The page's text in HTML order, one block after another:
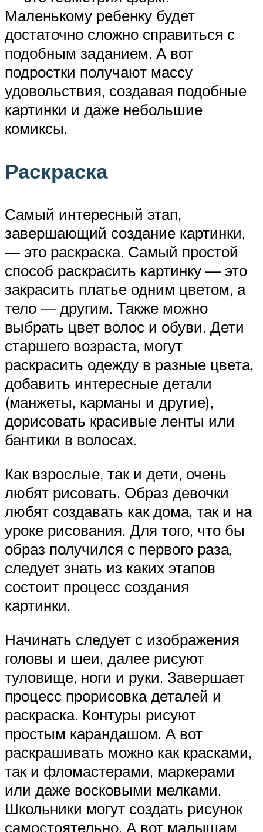
Маленькому ребенку будет
достаточно сложно справиться с
подобным заданием. А вот
подростки получают массу
удовольствия, создавая подобные
картинки и даже небольшие
комиксы.
Раскраска
Самый интересный этап,
завершающий создание картинки,
— это раскраска. Самый простой
способ раскрасить картинку — это
закрасить платье одним цветом, а
тело — другим. Также можно
выбрать цвет волос и обуви. Дети
старшего возраста, могут
раскрасить одежду в разные цвета,
добавить интересные детали
(манжеты, карманы и другие),
дорисовать красивые ленты или
бантики в волосах.
Как взрослые, так и дети, очень
любят рисовать. Образ девочки
любят создавать как дома, так и на
уроке рисования. Для того, что бы
образ получился с первого раза,
следует знать из каких этапов
состоит процесс создания
картинки.
Начинать следует с изображения
головы и шеи, далее рисуют
туловище, ноги и руки. Завершает
процесс прорисовка деталей и
раскраска. Контуры рисуют
простым карандашом. А вот
раскрашивать можно как красками,
так и фломастерами, маркерами
или даже восковыми мелками.
Школьники могут создать рисунок
самостоятельно. А вот малышам